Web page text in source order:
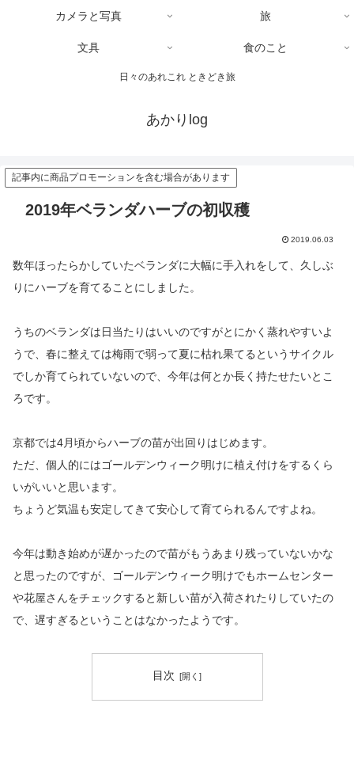
日々のあれこれ ときどき旅
あかりlog
カメラと写真 旅
文具 食のこと
記事内に商品プロモーションを含む場合があります
2019年ベランダハーブの初収穫
2019.06.03
数年ほったらかしていたベランダに大幅に手入れをして、久しぶ
りにハーブを育てることにしました。
うちのベランダは日当たりはいいのですがとにかく蒸れやすいよ
うで、春に整えては梅雨で弱って夏に枯れ果てるというサイクル
でしか育てられていないので、今年は何とか長く持たせたいとこ
ろです。
京都では4月頃からハーブの苗が出回りはじめます。
ただ、個人的にはゴールデンウィーク明けに植え付けをするくら
いがいいと思います。
ちょうど気温も安定してきて安心して育てられるんですよね。
今年は動き始めが遅かったので苗がもうあまり残っていないかな
と思ったのですが、ゴールデンウィーク明けでもホームセンター
や花屋さんをチェックすると新しい苗が入荷されたりしていたの
で、遅すぎるということはなかったようです。
目次